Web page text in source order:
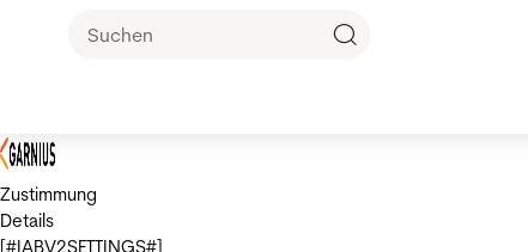
Zustimmung
Details
[#IABV2SETTINGS#]